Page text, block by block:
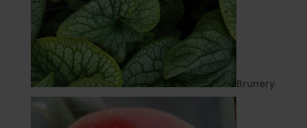
Brunery